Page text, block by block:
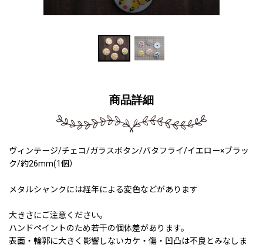
商品詳細
ヴィンテージ/チェコ/ガラスボタン/バタフライ/イエロー×ブラッ
ク/約26mm(1個）
メタルシャンクには経年による変色などがあります
大きさにご注意ください。
ハンドペイントのため若干の個体差があります。
表面・輪郭に大きく影響しないカケ・傷・凹凸は不良とみなしま